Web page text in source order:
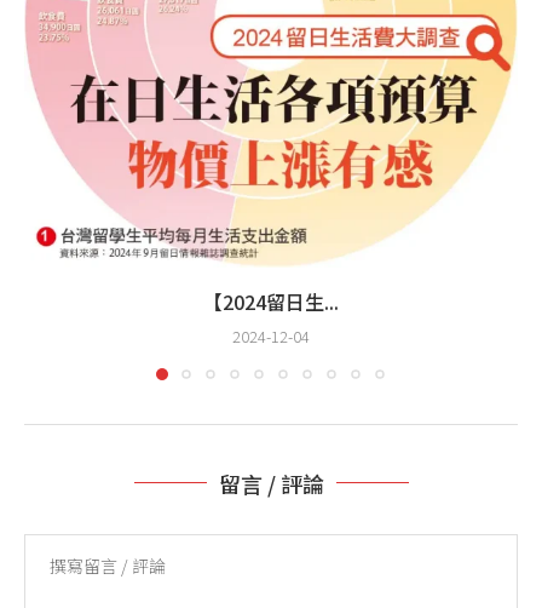
【2024留日生...
2024-12-04
留言 / 評論